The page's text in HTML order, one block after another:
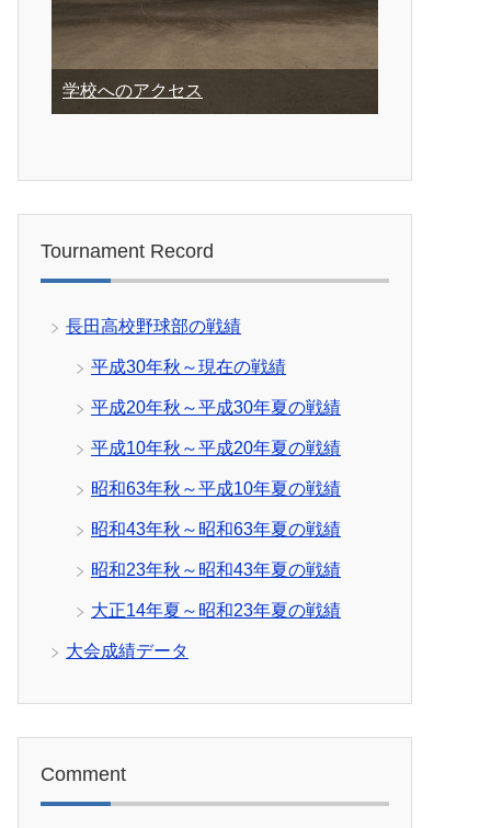
学校へのアクセス
Tournament Record
長田高校野球部の戦績
平成30年秋～現在の戦績
平成20年秋～平成30年夏の戦績
平成10年秋～平成20年夏の戦績
昭和63年秋～平成10年夏の戦績
昭和43年秋～昭和63年夏の戦績
昭和23年秋～昭和43年夏の戦績
大正14年夏～昭和23年夏の戦績
大会成績データ
Comment